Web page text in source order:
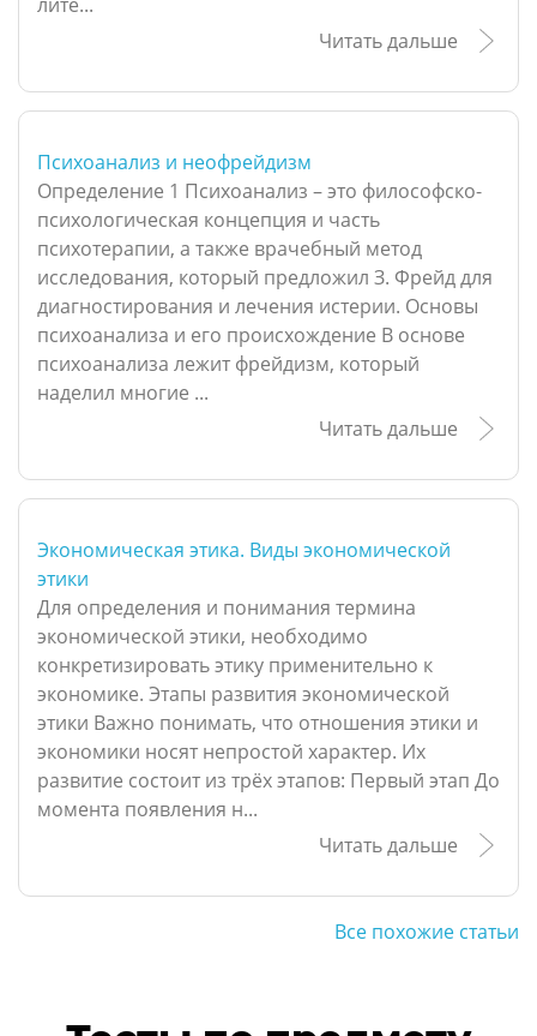
Читать дальше
Психоанализ и неофрейдизм
Определение 1 Психоанализ – это философско-
психологическая концепция и часть
психотерапии, а также врачебный метод
исследования, который предложил З. Фрейд для
диагностирования и лечения истерии. Основы
психоанализа и его происхождение В основе
психоанализа лежит фрейдизм, который
наделил многие ...
Читать дальше
Экономическая этика. Виды экономической
этики
Для определения и понимания термина
экономической этики, необходимо
конкретизировать этику применительно к
экономике. Этапы развития экономической
этики Важно понимать, что отношения этики и
экономики носят непростой характер. Их
развитие состоит из трёх этапов: Первый этап До
момента появления н...
Читать дальше
Все похожие статьи